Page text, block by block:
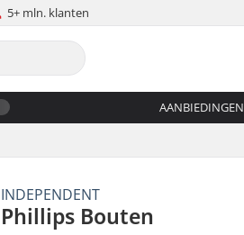
5+ mln. klanten
AANBIEDINGEN
INDEPENDENT
Phillips Bouten